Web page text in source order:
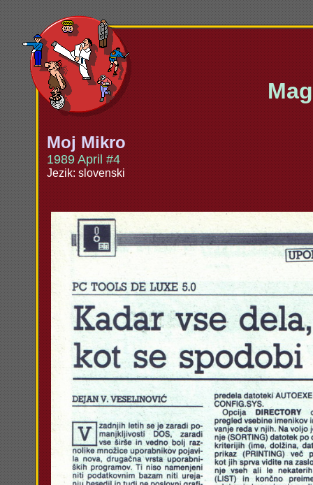
Moj Mikro
1989 April #4
Jezik: slovenski